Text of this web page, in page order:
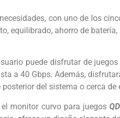
con uno de los
equilibrado, ahorro de
puede disfrutar de
a 40 Gbps. Además,
del sistema o cerca de
el monitor curvo para juegos